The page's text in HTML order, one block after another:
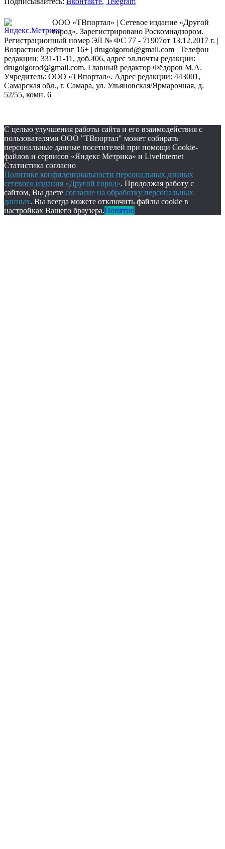
ООО «ТВпортал» | Сетевое издание «Другой
город». Зарегистрировано Роскомнадзором.
Регистрационный номер ЭЛ № ФС 77 - 71907от 13.12.2017 г. |
Возрастной рейтинг 16+ | drugoigorod@gmail.com | Телефон
редакции: 331-11-11, доб.406, адрес эл.почты редакции:
drugoigorod@gmail.com. Главный редактор Фёдоров М.А.
Учредитель: ООО «ТВпортал». Адрес редакции: 443001,
Самарская обл., г. Самара, ул. Ульяновская/Ярмарочная, д.
52/55, комн. 6
С целью улучшения работы сайта и его взаимодействия с
пользователями ООО "ТВпортал" может собирать
персональные данные посетителей при помощи Cookie-
файлов и сервисов «Яндекс Метрика» и LiveInternet
Статистика согласно
Политике конфиденциальности персональных данных
сетевого издания «Другой город». Продолжая работу с
сайтом, Вы даете согласие на обработку персональных
данных. Вы всегда можете отключить файлы cookie в
настройках Вашего браузера.Понятно